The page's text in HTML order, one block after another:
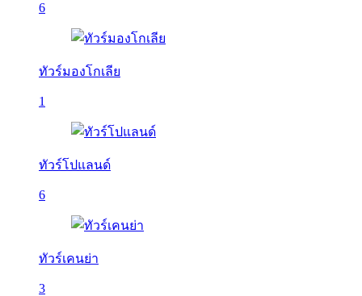
6
ทัวร์มองโกเลีย
1
ทัวร์โปแลนด์
6
ทัวร์เคนย่า
3